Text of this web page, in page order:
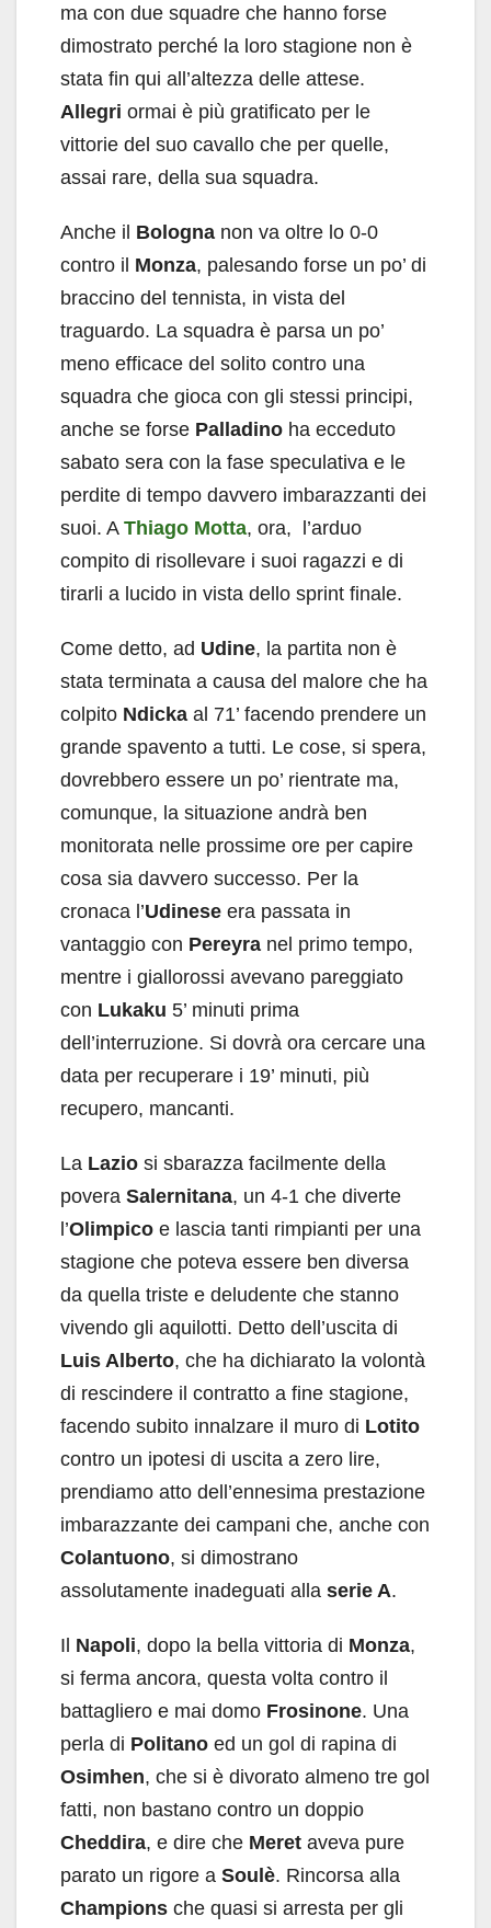
ma con due squadre che hanno forse
dimostrato perché la loro stagione non è
stata fin qui all’altezza delle attese.
Allegri ormai è più gratificato per le
vittorie del suo cavallo che per quelle,
assai rare, della sua squadra.
Anche il Bologna non va oltre lo 0-0
contro il Monza, palesando forse un po’ di
braccino del tennista, in vista del
traguardo. La squadra è parsa un po’
meno efficace del solito contro una
squadra che gioca con gli stessi principi,
anche se forse Palladino ha ecceduto
sabato sera con la fase speculativa e le
perdite di tempo davvero imbarazzanti dei
suoi. A Thiago Motta, ora, l’arduo
compito di risollevare i suoi ragazzi e di
tirarli a lucido in vista dello sprint finale.
Come detto, ad Udine, la partita non è
stata terminata a causa del malore che ha
colpito Ndicka al 71’ facendo prendere un
grande spavento a tutti. Le cose, si spera,
dovrebbero essere un po’ rientrate ma,
comunque, la situazione andrà ben
monitorata nelle prossime ore per capire
cosa sia davvero successo. Per la
cronaca l’Udinese era passata in
vantaggio con Pereyra nel primo tempo,
mentre i giallorossi avevano pareggiato
con Lukaku 5’ minuti prima
dell’interruzione. Si dovrà ora cercare una
data per recuperare i 19’ minuti, più
recupero, mancanti.
La Lazio si sbarazza facilmente della
povera Salernitana, un 4-1 che diverte
l’Olimpico e lascia tanti rimpianti per una
stagione che poteva essere ben diversa
da quella triste e deludente che stanno
vivendo gli aquilotti. Detto dell’uscita di
Luis Alberto, che ha dichiarato la volontà
di rescindere il contratto a fine stagione,
facendo subito innalzare il muro di Lotito
contro un ipotesi di uscita a zero lire,
prendiamo atto dell’ennesima prestazione
imbarazzante dei campani che, anche con
Colantuono, si dimostrano
assolutamente inadeguati alla serie A.
Il Napoli, dopo la bella vittoria di Monza,
si ferma ancora, questa volta contro il
battagliero e mai domo Frosinone. Una
perla di Politano ed un gol di rapina di
Osimhen, che si è divorato almeno tre gol
fatti, non bastano contro un doppio
Cheddira, e dire che Meret aveva pure
parato un rigore a Soulè. Rincorsa alla
Champions che quasi si arresta per gli